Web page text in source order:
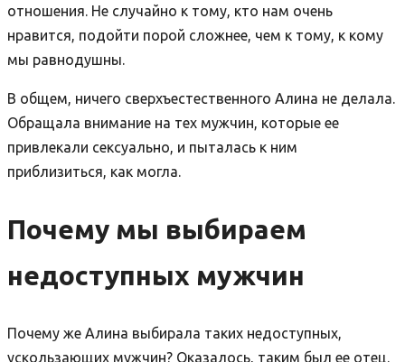
отношения. Не случайно к тому, кто нам очень
нравится, подойти порой сложнее, чем к тому, к кому
мы равнодушны.
В общем, ничего сверхъестественного Алина не делала.
Обращала внимание на тех мужчин, которые ее
привлекали сексуально, и пыталась к ним
приблизиться, как могла.
Почему мы выбираем
недоступных мужчин
Почему же Алина выбирала таких недоступных,
ускользающих мужчин? Оказалось, таким был ее отец.